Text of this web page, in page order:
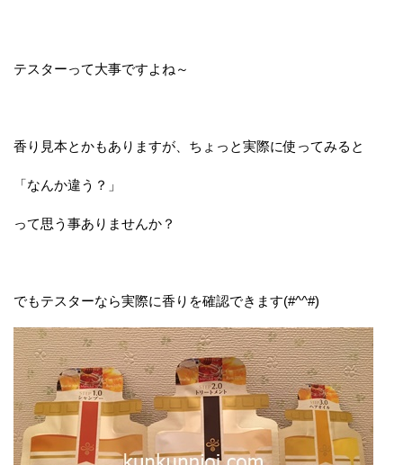
テスターって大事ですよね～
香り見本とかもありますが、ちょっと実際に使ってみると
「なんか違う？」
って思う事ありませんか？
でもテスターなら実際に香りを確認できます(#^^#)